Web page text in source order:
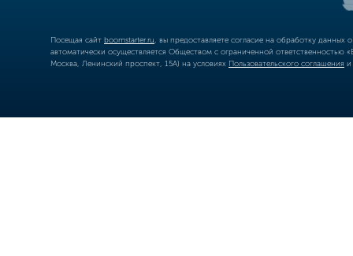
Посещая сайт boomstarter.ru , вы предоставляете согласие на обработку
автоматически осуществляется Обществом с ограниченной
Москва, Ленинский проспект, 15А) на условиях Пользовательского соглашения и